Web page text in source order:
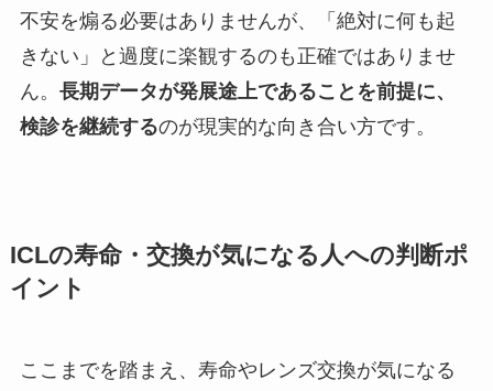
不安を煽る必要はありませんが、「絶対に何も起
きない」と過度に楽観するのも正確ではありませ
ん。 長期データが発展途上であることを前提に、
検診を継続するのが現実的な向き合い方です。
ICLの寿命・交換が気になる人への判断ポ
イント
ここまでを踏まえ、寿命やレンズ交換が気になる